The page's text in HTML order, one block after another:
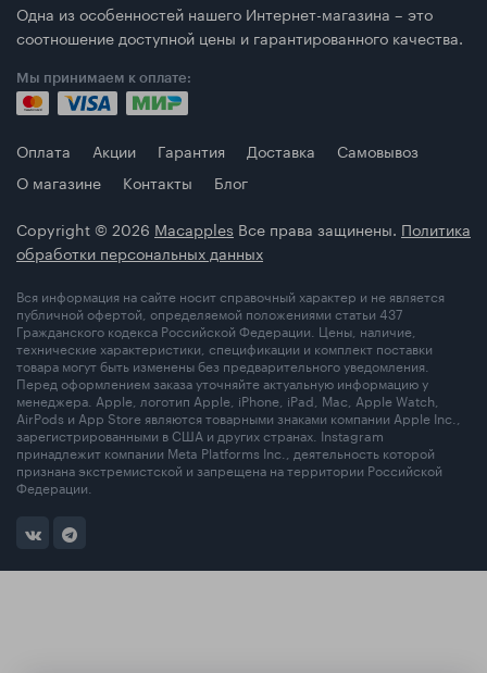
Одна из особенностей нашего Интернет-магазина – это
соотношение доступной цены и гарантированного качества.
Мы принимаем к оплате:
Оплата Акции Гарантия Доставка
Самовывоз
О магазине
Контакты
Блог
Copyright © 2026 Macapples Все права защинены. Политика
обработки персональных данных
Вся информация на сайте носит справочный характер и не является
публичной офертой, определяемой положениями статьи 437
Гражданского кодекса Российской Федерации. Цены, наличие,
технические характеристики, спецификации и комплект поставки
товара могут быть изменены без предварительного уведомления.
Перед оформлением заказа уточняйте актуальную информацию у
менеджера. Apple, логотип Apple, iPhone, iPad, Mac, Apple Watch,
AirPods и App Store являются товарными знаками компании Apple Inc.,
зарегистрированными в США и других странах. Instagram
принадлежит компании Meta Platforms Inc., деятельность которой
признана экстремистской и запрещена на территории Российской
Федерации.